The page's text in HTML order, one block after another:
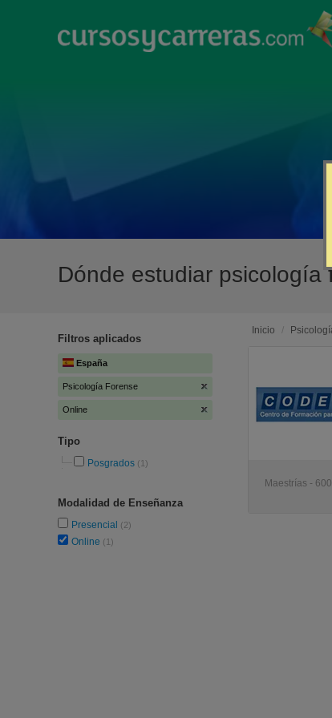
Dónde estudiar
Filtros aplicados
España
Psicología Forense
Online
Tipo
Posgrados (1)
Modalidad de Enseñanza
Presencial (2)
Online (1)
Inicio /
Maestrías -